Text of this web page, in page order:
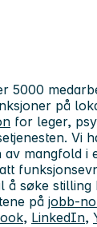
5000
på
for leger,
Vi
mangfold
søke stilling
på jobb-
, LinkedIn,